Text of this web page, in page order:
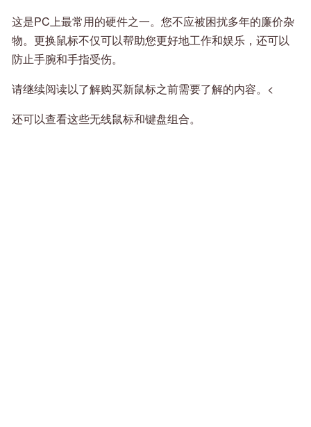
这是PC上最常用的硬件之一。您不应被困扰多年的廉价杂
物。更换鼠标不仅可以帮助您更好地工作和娱乐，还可以
防止手腕和手指受伤。
请继续阅读以了解购买新鼠标之前需要了解的内容。<
还可以查看这些无线鼠标和键盘组合。